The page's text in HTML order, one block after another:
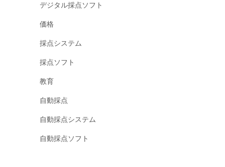
デジタル採点ソフト
価格
採点システム
採点ソフト
教育
自動採点
自動採点システム
自動採点ソフト